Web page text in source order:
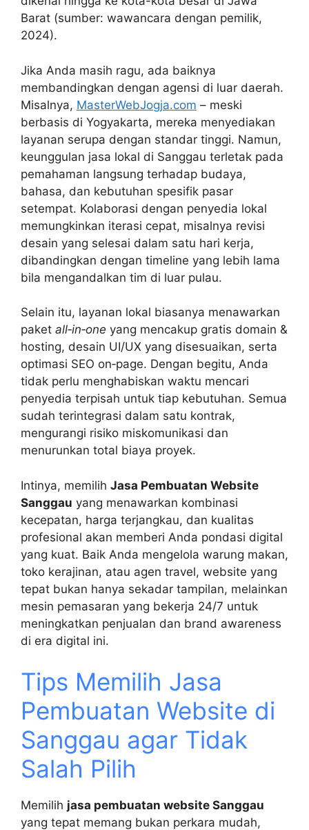
Barat (sumber: wawancara dengan pemilik,
2024).
Jika Anda masih ragu, ada baiknya
membandingkan dengan agensi di luar daerah.
Misalnya, MasterWebJogja.com – meski
berbasis di Yogyakarta, mereka menyediakan
layanan serupa dengan standar tinggi. Namun,
keunggulan jasa lokal di Sanggau terletak pada
pemahaman langsung terhadap budaya,
bahasa, dan kebutuhan spesifik pasar
setempat. Kolaborasi dengan penyedia lokal
memungkinkan iterasi cepat, misalnya revisi
desain yang selesai dalam satu hari kerja,
dibandingkan dengan timeline yang lebih lama
bila mengandalkan tim di luar pulau.
Selain itu, layanan lokal biasanya menawarkan
paket all‑in‑one yang mencakup gratis domain &
hosting, desain UI/UX yang disesuaikan, serta
optimasi SEO on‑page. Dengan begitu, Anda
tidak perlu menghabiskan waktu mencari
penyedia terpisah untuk tiap kebutuhan. Semua
sudah terintegrasi dalam satu kontrak,
mengurangi risiko miskomunikasi dan
menurunkan total biaya proyek.
Intinya, memilih Jasa Pembuatan Website
Sanggau yang menawarkan kombinasi
kecepatan, harga terjangkau, dan kualitas
profesional akan memberi Anda pondasi digital
yang kuat. Baik Anda mengelola warung makan,
toko kerajinan, atau agen travel, website yang
tepat bukan hanya sekadar tampilan, melainkan
mesin pemasaran yang bekerja 24/7 untuk
meningkatkan penjualan dan brand awareness
di era digital ini.
Tips Memilih Jasa
Pembuatan Website di
Sanggau agar Tidak
Salah Pilih
Memilih jasa pembuatan website Sanggau
yang tepat memang bukan perkara mudah,